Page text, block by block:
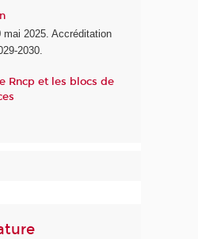
mai 2025. Accréditation
2030.
Rncp et les blocs de